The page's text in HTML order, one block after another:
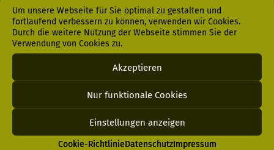
Um unsere Webseite für Sie optimal zu gestalten und
fortlaufend verbessern zu können, verwenden wir Cookies.
Durch die weitere Nutzung der Webseite stimmen Sie der
Verwendung von Cookies zu.
Akzeptieren
Nur funktionale Cookies
Einstellungen anzeigen
Cookie-RichtlinieDatenschutzImpressum